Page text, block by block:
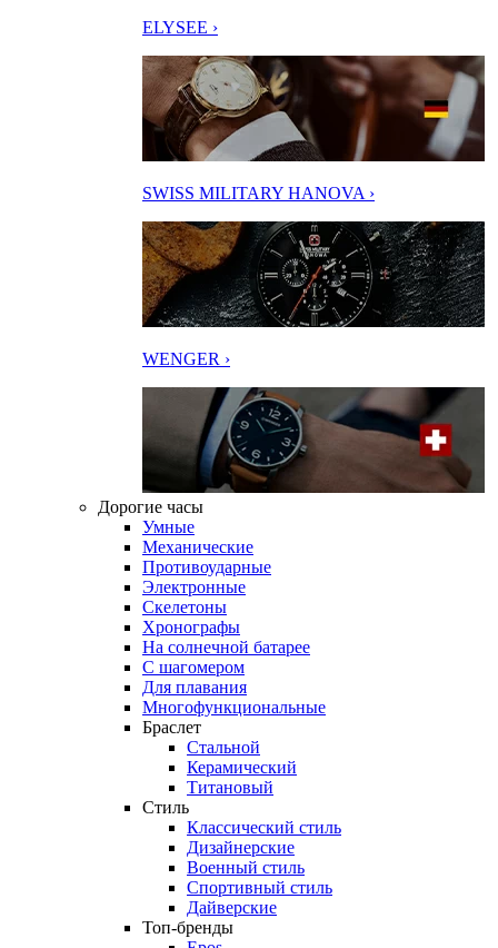
ELYSEE ›
SWISS MILITARY HANOVA ›
WENGER ›
Дорогие часы
Умные
Механические
Противоударные
Электронные
Скелетоны
Хронографы
На солнечной батарее
С шагомером
Для плавания
Многофункциональные
Браслет
Стальной
Керамический
Титановый
Стиль
Классический стиль
Дизайнерские
Военный стиль
Спортивный стиль
Дайверские
Топ-бренды